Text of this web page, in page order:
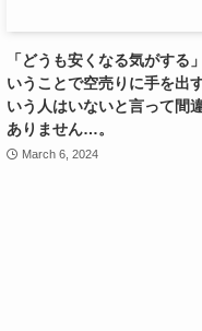
「どうも安くなる気がする
いうことで空売りに手を出
いう人はいないと言って間
ありません…。
March 6, 2024